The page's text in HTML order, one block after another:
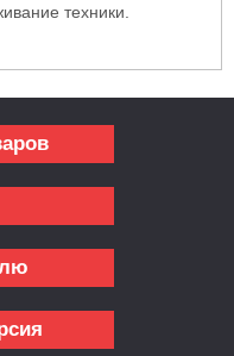
техники.